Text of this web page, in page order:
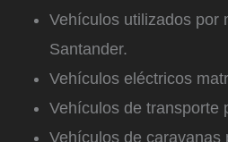
Vehículos utilizados por
Santander.
Vehículos eléctricos
Vehículos de transporte
Vehículos de caravanas